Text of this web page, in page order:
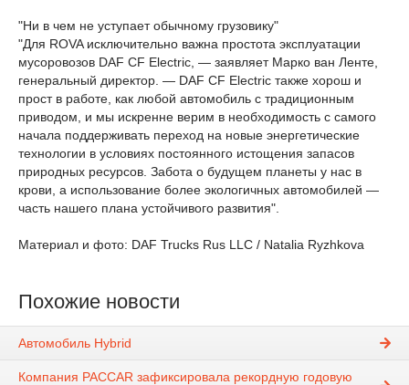
"Ни в чем не уступает обычному грузовику"
"Для ROVA исключительно важна простота эксплуатации
мусоровозов DAF CF Electric, — заявляет Марко ван Ленте,
генеральный директор. — DAF CF Electric также хорош и
прост в работе, как любой автомобиль с традиционным
приводом, и мы искренне верим в необходимость с самого
начала поддерживать переход на новые энергетические
технологии в условиях постоянного истощения запасов
природных ресурсов. Забота о будущем планеты у нас в
крови, а использование более экологичных автомобилей —
часть нашего плана устойчивого развития".
Материал и фото: DAF Trucks Rus LLC / Natalia Ryzhkova
Похожие новости
Автомобиль Hybrid
Компания PACCAR зафиксировала рекордную годовую